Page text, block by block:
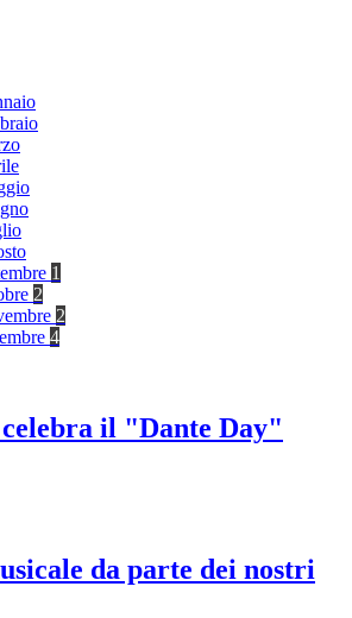
1
2
2
4
il "Dante Day"
da parte dei nostri